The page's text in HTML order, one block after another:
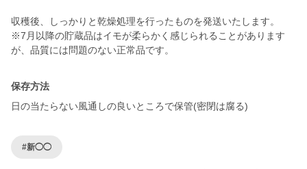
収穫後、しっかりと乾燥処理を行ったものを発送いたします。
※7月以降の貯蔵品はイモが柔らかく感じられることがあります
が、品質には問題のない正常品です。
保存方法
日の当たらない風通しの良いところで保管(密閉は腐る)
#新◯◯